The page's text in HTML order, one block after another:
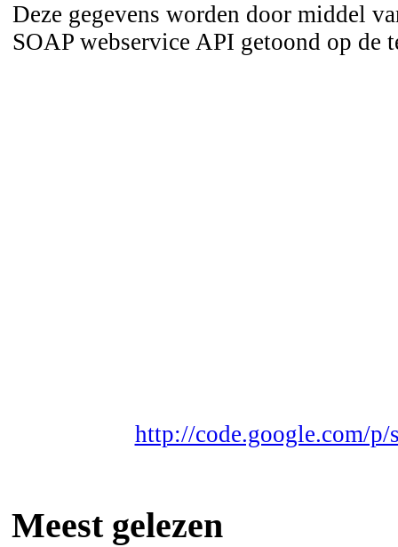
Deze gegevens worden door middel
SOAP webservice API getoond op de
http://code.google.com/p/
Meest gelezen